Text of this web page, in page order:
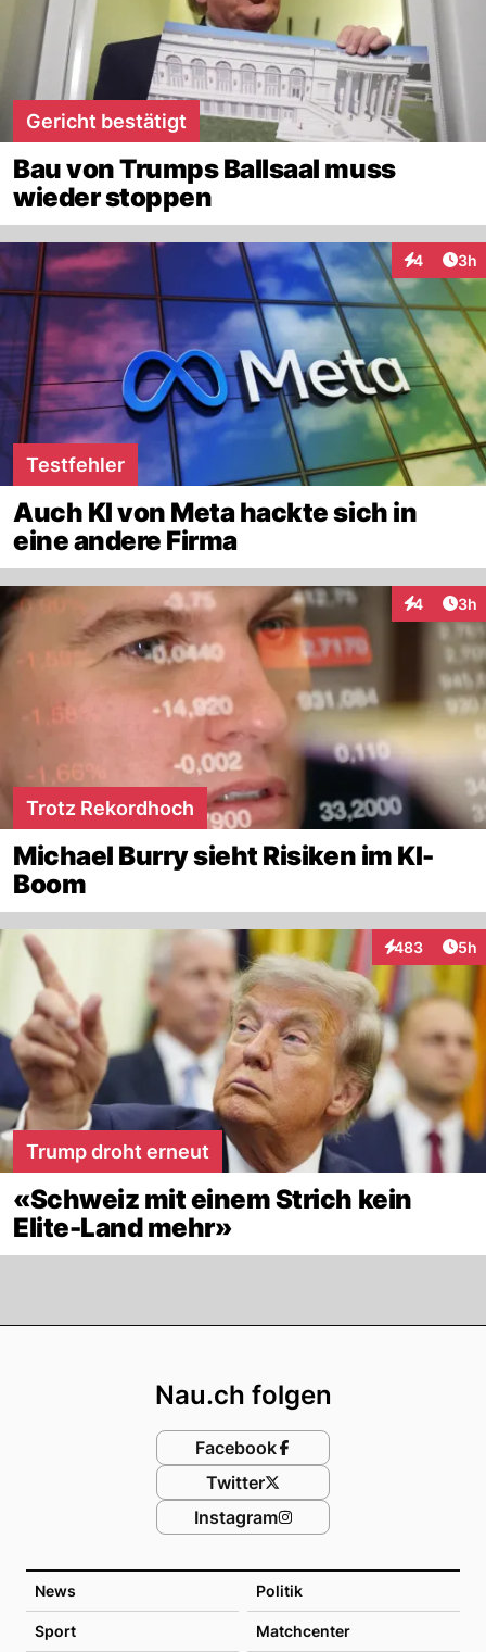
Gericht bestätigt
Bau von Trumps Ballsaal muss
wieder stoppen
4 3h
Testfehler
Auch KI von Meta hackte sich in
eine andere Firma
4 3h
Trotz Rekordhoch
Michael Burry sieht Risiken im KI-
Boom
483
Interaktionen
5h
Trump droht erneut
«Schweiz mit einem Strich kein
Elite-Land mehr»
News Politik
Sport Matchcenter
Nau.ch folgen
Facebook
Twitter
Instagram